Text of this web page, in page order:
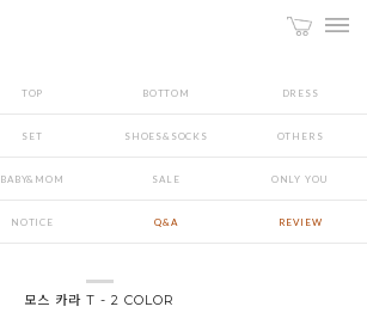
TOP BOTTOM DRESS
SET SHOES&SOCKS OTHERS
BABY&MOM SALE ONLY YOU
NOTICE Q&A REVIEW
모스 카라 T - 2 COLOR